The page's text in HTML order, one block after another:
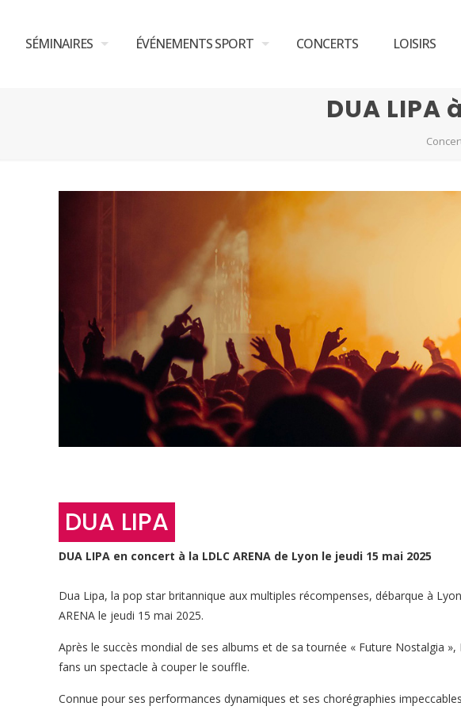
SÉMINAIRES ÉVÉNEMENTS SPORT CONCERTS LOISIRS
DUA LIPA
DUA LIPA
DUA LIPA en concert à la LDLC ARENA de Lyon le jeudi 15 mai 2025
Dua Lipa, la pop star britannique aux multiples récompenses, débarque à
ARENAle jeudi 15 mai 2025.
Après le succès mondial de ses albums et de sa tournée « Future Nostalgia
fans un spectacle à couper le souffle.
Connue pour ses performances dynamiques et ses chorégraphies